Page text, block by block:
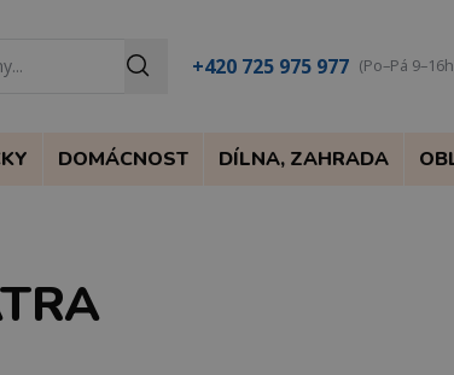
+420 725 975 977 (Po–Pá
DOMÁCNOST DÍLNA, ZAHRADA